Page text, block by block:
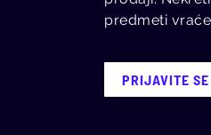
predmeti
PRIJAVITE SE